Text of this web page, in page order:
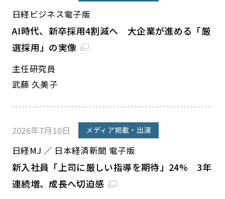
日経ビジネス電子版
AI時代、新卒採用4割減へ 大企業が進める「厳
選採用」の実像
主任研究員
武藤 久美子
2026年7月10日 メディア掲載・出演
日経MJ ／ 日本経済新聞 電子版
新入社員「上司に厳しい指導を期待」24% 3年
連続増、成長へ切迫感